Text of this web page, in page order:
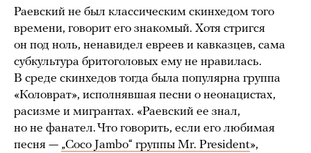
Раевский не был классическим скинхедом того
времени, говорит его знакомый. Хотя стригся
он под ноль, ненавидел евреев и кавказцев, сама
субкультура бритоголовых ему не нравилась.
В среде скинхедов тогда была популярна группа
«Коловрат», исполнявшая песни о неонацистах,
расизме и мигрантах. «Раевский ее знал,
но не фанател. Что говорить, если его любимая
песня — „Coco Jambo“ группы Mr. President»,